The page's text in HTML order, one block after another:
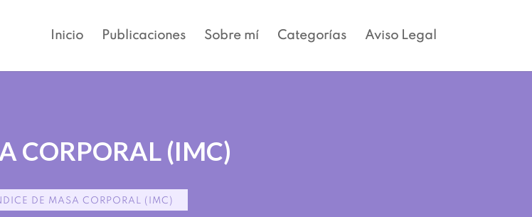
Inicio Publicaciones Sobre mí Categorías Aviso Legal
CORPORAL (IMC)
DE MASA CORPORAL (IMC)